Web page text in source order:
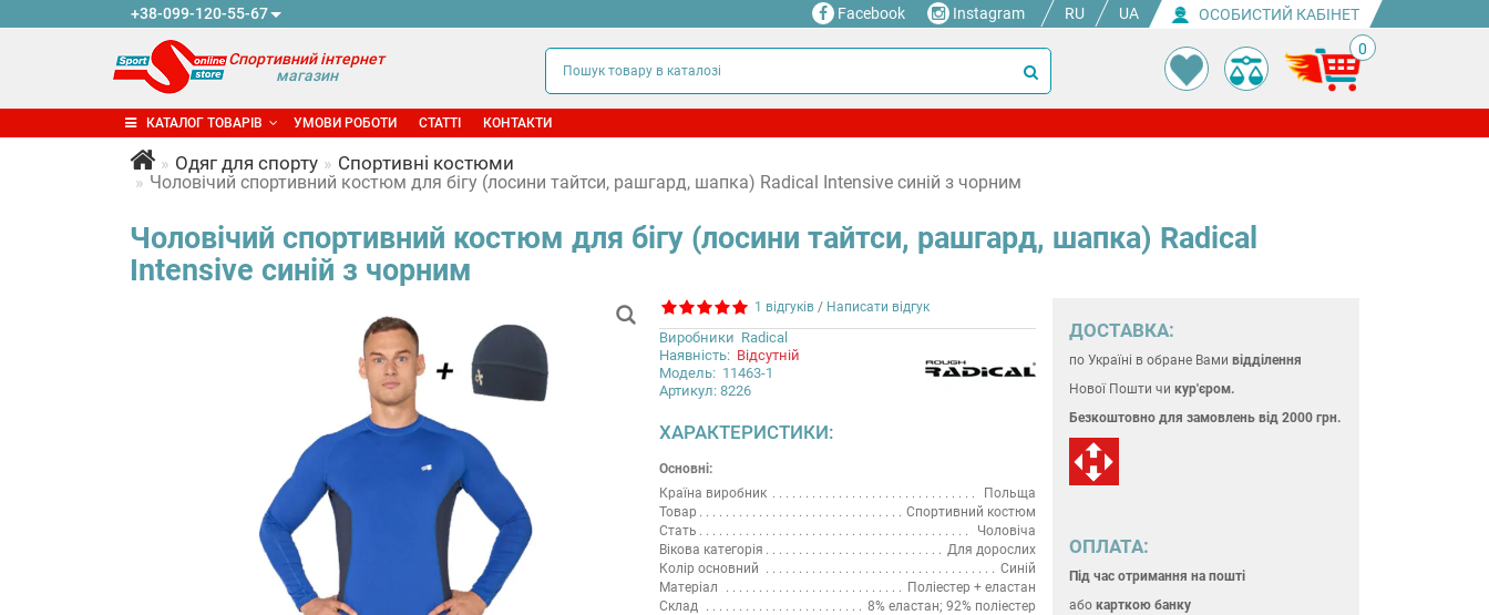
+38-099-120-55-67 Facebook Instagram RU UA ОСОБИСТИЙ КАБІНЕТ
Спортивний інтернет
магазин
0
КАТАЛОГ ТОВАРІВ УМОВИ РОБОТИ СТАТТІ КОНТАКТИ
Одяг для спорту Спортивні костюми
Чоловічий спортивний костюм для бігу (лосини тайтси, рашгард, шапка) Radical Intensive синій з чорним
Чоловічий спортивний костюм для бігу (лосини тайтси, рашгард, шапка) Radical
Intensive синій з чорним
1 відгуків / Написати відгук
Виробники Radical
Наявність: Відсутній
Модель: 11463-1
Артикул: 8226
ХАРАКТЕРИСТИКИ:
Основні:
Країна виробник
Польща
Товар
Спортивний костюм
Стать
Чоловіча
Вікова категорія
Для дорослих
Колір основний
Синій
Матеріал
Поліестер + еластан
Склад
8% еластан; 92% поліестер
ДОСТАВКА:
по Україні в обране Вами відділення
Нової Пошти чи кур'єром.
Безкоштовно для замовленьвід 2000 грн.
ОПЛАТА:
Під час отримання на пошті
або карткою банку